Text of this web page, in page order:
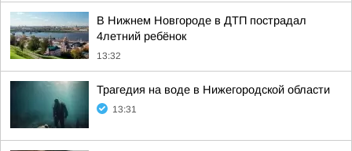
В Нижнем Новгороде в ДТП пострадал
4летний ребёнок
13:32
Трагедия на воде в Нижегородской области
13:31